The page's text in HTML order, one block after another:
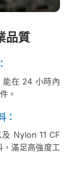
品質
能在 24 小時內
。
：
Nylon 11 CF
滿足高強度工